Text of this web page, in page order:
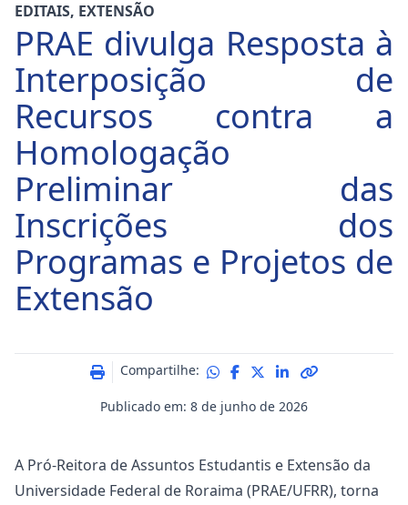
EDITAIS, EXTENSÃO
PRAE divulga Resposta à
Interposição de
Recursos contra a
Homologação
Preliminar das
Inscrições dos
Programas e Projetos de
Extensão
Publicado em: 8 de junho de 2026
Compartilhe:
A Pró-Reitora de Assuntos Estudantis e Extensão da
Universidade Federal de Roraima (PRAE/UFRR), torna